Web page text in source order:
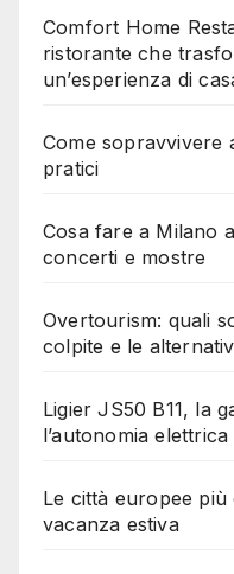
Comfort Home
ristorante che
un’esperienza di
Come sopravvivere
pratici
Cosa fare a Milano
concerti e mostre
Overtourism: quali
colpite e le
Ligier JS50 B11, la
l’autonomia elettrica
Le città europee
vacanza estiva